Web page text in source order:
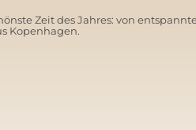
Zeit des Jahres: von
Kopenhagen.